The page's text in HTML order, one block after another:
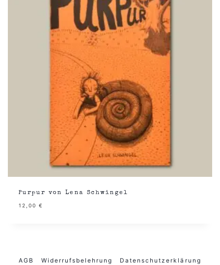
Purpur von Lena Schwingel
12,00€
AGB Widerrufsbelehrung Datenschutzerklärung